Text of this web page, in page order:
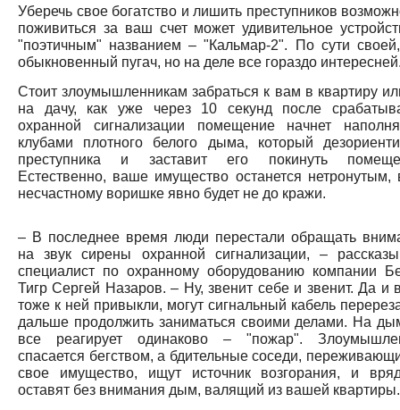
Уберечь свое богатство и лишить преступников
поживиться за ваш счет может удивительное
"поэтичным" названием – "Кальмар-2". По сути
обыкновенный пугач, но на деле все гораздо
Стоит злоумышленникам забраться к вам в квартиру
на дачу, как уже через 10 секунд после
охранной сигнализации помещение начнет
клубами плотного белого дыма, который
преступника и заставит его покинуть
Естественно, ваше имущество останется нетронутым,
несчастному воришке явно будет не до кражи.
– В последнее время люди перестали обращать
на звук сирены охранной сигнализации, –
специалист по охранному оборудованию компании
Тигр Сергей Назаров. – Ну, звенит себе и звенит. Да и
тоже к ней привыкли, могут сигнальный кабель
дальше продолжить заниматься своими делами. На
все реагирует одинаково – "пожар".
спасается бегством, а бдительные соседи,
свое имущество, ищут источник возгорания, и
оставят без внимания дым, валящий из вашей квартиры.